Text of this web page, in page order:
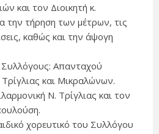
και τον Διοικητή κ.
την τήρηση των μέτρων, τις
καθώς και την άψογη
Συλλόγους: Απανταχού
και Μικραλώνων.
Ν. Τρίγλιας και τον
χορευτικό του Συλλόγου